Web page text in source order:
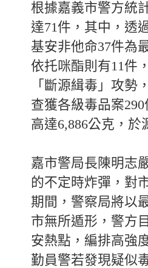
根據嘉義市警方統
達71件，其中，透
基安非他命37件為
依托咪酯則有11件
「斷源緝毒」攻勢
查獲各級毒品案
高達6,886公克，
嘉市警局長陳明志
的不定時炸彈，對
期間，警察局將以
市無所遁形，警方
安熱點，編排高強
勤員警若發現疑似